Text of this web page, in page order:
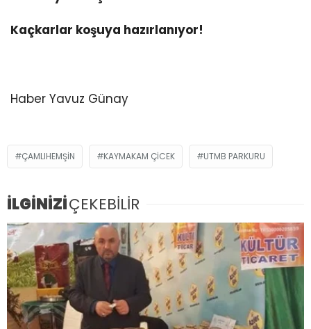
Kaçkarlar koşuya hazırlanıyor!
Haber Yavuz Günay
ÇAMLIHEMŞIN KAYMAKAM ÇICEK UTMB PARKURU
İLGİNİZİÇEKEBİLİR